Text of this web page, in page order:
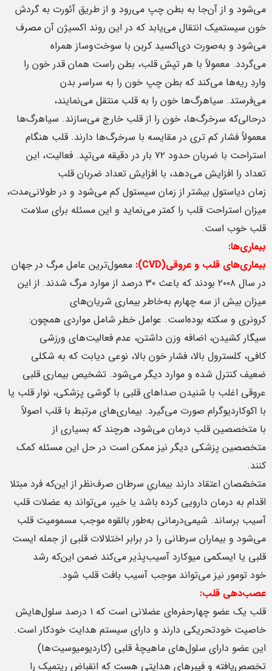
می‌شود و از آن‌جا به بطن چپ می‌رود و از طریق آئورت به گردش
خون سیستمیک انتقال می‌یابد که در این روند اکسیژن آن مصرف
می‌شود و به‌صورت دی‌اکسید کربن با سوخت‌وساز همراه
می‌گردد. معمولاً با هر تپش قلب، بطن راست همان قدر خون را
واردِ ریه‌ها می‌کند که بطن چپ خون را به سراسر بدن
می‌فرستد. سیاهرگ‌ها خون را به قلب منتقل می‌نمایند،
درحالی‌که سرخرگ‌ها، خون را از قلب خارج می‌سازند. سیاهرگ‌ها
معمولاً فشار کم تری در مقایسه با سرخرگ‌ها دارند. قلب هنگام
استراحت با ضربان حدود ۷۲ بار در دقیقه می‌تپد. فعالیت، این
تعداد را افزایش می‌دهد، با افزایش تعداد ضربان قلب
زمان دیاستول بیشتر از زمان سیستول کم می‌شود و در طولانی‌مدت،
میزان استراحت قلب را کمتر می‌نماید و این مسئله برای سلامت
قلب خوب است.
بیماری‌ها:
بیماری‌های قلب و عروقی(CVD)
: معمول‌ترین عامل مرگ در جهان
در سال ۲۰۰۸ بودند که باعث ۳۰ درصد از موارد مرگ شدند. از این
میزان بیش از سه چهارم به‌خاطر بیماری شریان‌های
کرونری و سکته بوده‌است. عوامل خطر شامل مواردی همچون:
سیگار کشیدن، اضافه وزن داشتن، عدم فعالیت‌های ورزشی
کافی، کلسترول بالا، فشار خون بالا، نوعی دیابت که به شکلی
ضعیف کنترل شده و موارد دیگر می‌شود. تشخیص بیماری قلبی
عروقی اغلب با شنیدن صداهای قلبی با گوشی پزشکی، نوار قلب یا
با اکوکاردیوگرام صورت می‌گیرد. بیماری‌های مرتبط با قلب اصولاً
با متخصصین قلب درمان می‌شود، هرچند که بسیاری از
متخصصین پزشکی دیگر نیز ممکن است در حل این مسئله کمک
کنند.
متخصّصان اعتقاد دارند بیماریِ سرطان صرف‌نظر از این‌که فرد مبتلا
اقدام به درمان دارویی کرده باشد یا خیر، می‌تواند به عضلات قلب
آسیب برساند. شیمی‌درمانی به‌طور بالقوه موجب مسمومیت قلب
می‌شود و بیماران سرطانی را در برابر اختلالات قلبی از جمله ایست
قلبی یا ایسکمی میوکارد آسیب‌پذیر می‌کند ضمن این‌که رشد
خود تومور نیز می‌تواند موجب آسیب بافت قلب شود.
عصب‌دهی قلب:
قلب یک عضو چهارحفره‌ای عضلانی است که ۱ درصد سلول‌هایش
خاصیت خودتحریکی دارند و دارای سیستم هدایت خودکار است.
این عضو دارای سلول‌های ماهیچهٔ قلبی (کاردیومیوسیت‌ها)
تخصص‌یافته و فیبرهای هدایتی هست که انقباض ریتمیک را